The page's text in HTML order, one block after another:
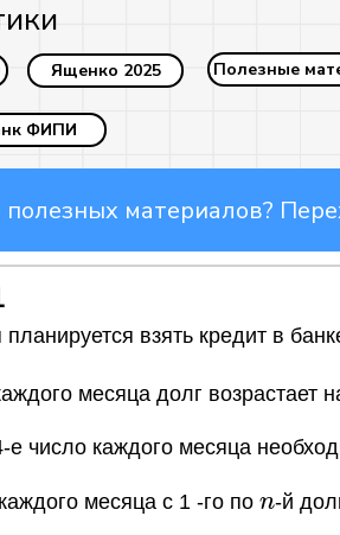
Ященко 2025
ФИПИ
Полезные
материалов?
планируется взять кредит в
месяца долг возрастает
е число каждого месяца
месяца с 1 -го по n
n-й